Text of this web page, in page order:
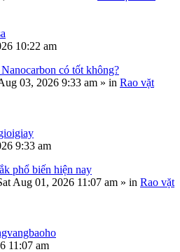
10:22 am
có tốt không?
03, 2026 9:33 am » in Rao vặt
9:33 am
phổ biến hiện nay
Aug 01, 2026 11:07 am » in Rao vặt
11:07 am